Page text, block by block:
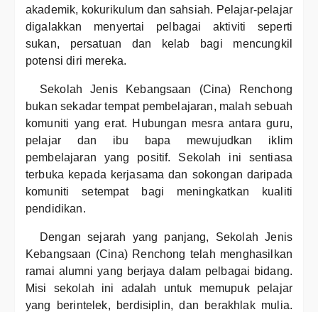
akademik, kokurikulum dan sahsiah. Pelajar-pelajar
digalakkan menyertai pelbagai aktiviti seperti
sukan, persatuan dan kelab bagi mencungkil
potensi diri mereka.
Sekolah Jenis Kebangsaan (Cina) Renchong
bukan sekadar tempat pembelajaran, malah sebuah
komuniti yang erat. Hubungan mesra antara guru,
pelajar dan ibu bapa mewujudkan iklim
pembelajaran yang positif. Sekolah ini sentiasa
terbuka kepada kerjasama dan sokongan daripada
komuniti setempat bagi meningkatkan kualiti
pendidikan.
Dengan sejarah yang panjang, Sekolah Jenis
Kebangsaan (Cina) Renchong telah menghasilkan
ramai alumni yang berjaya dalam pelbagai bidang.
Misi sekolah ini adalah untuk memupuk pelajar
yang berintelek, berdisiplin, dan berakhlak mulia.